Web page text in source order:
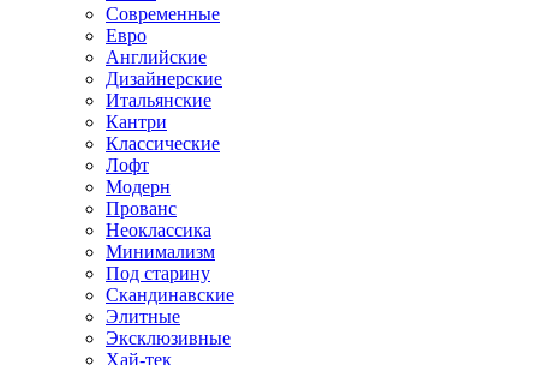
Современные
Евро
Английские
Дизайнерские
Итальянские
Кантри
Классические
Лофт
Модерн
Прованс
Неоклассика
Минимализм
Под старину
Скандинавские
Элитные
Эксклюзивные
Хай-тек